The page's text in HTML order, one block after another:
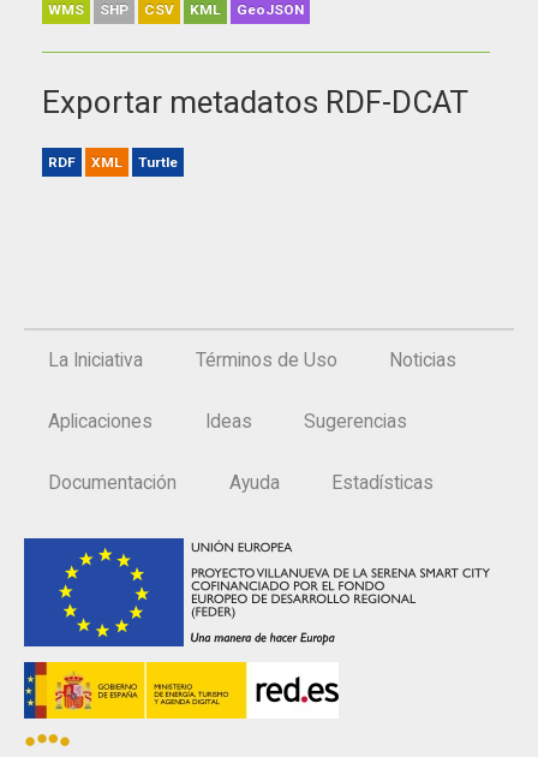
WMS SHP CSV KML GeoJSON
Exportar metadatos RDF-DCAT
RDF XML Turtle
La Iniciativa Términos de Uso Noticias
Aplicaciones Ideas Sugerencias
Documentación Ayuda Estadísticas